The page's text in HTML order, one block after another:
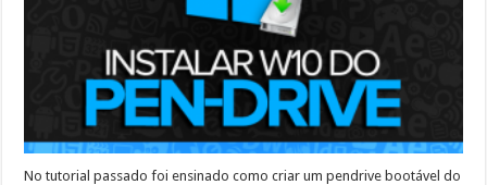
No tutorial passado foi ensinado como criar um pendrive bootável do